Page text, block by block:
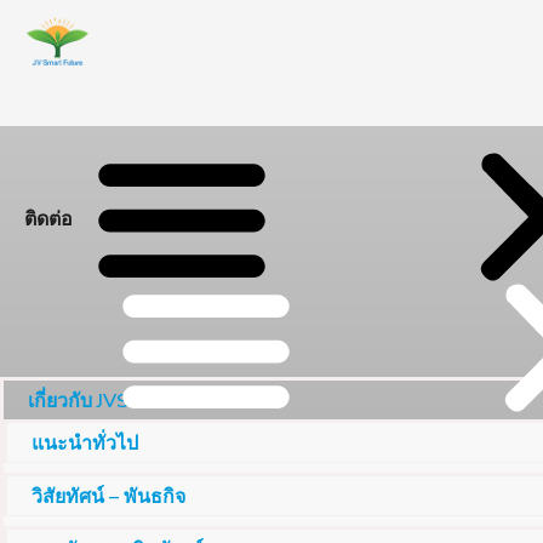
ติดต่อ
เกี่ยวกับ JVSF
แนะนำทั่วไป
วิสัยทัศน์ – พันธกิจ